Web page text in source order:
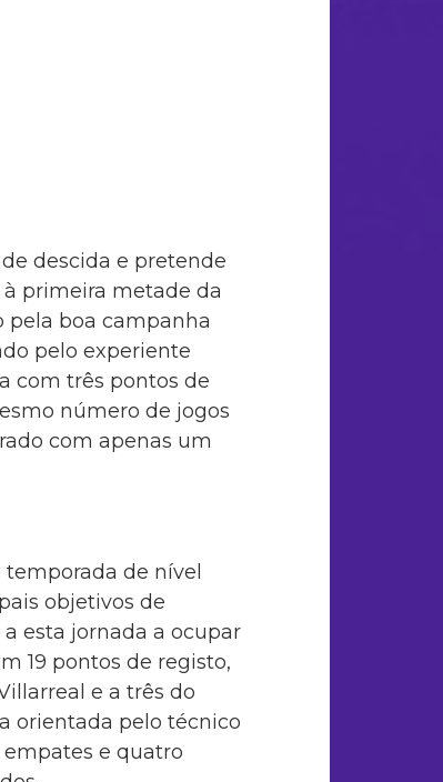
descida e pretende
primeira metade da
pela boa campanha
pelo experiente
com três pontos de
número de jogos
com apenas um
de nível
objetivos de
esta jornada a ocupar
19 pontos de registo,
e a três do
orientada pelo técnico
e quatro